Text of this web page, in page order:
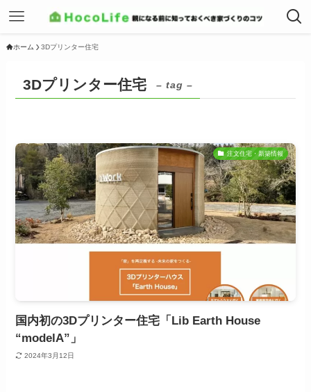
ホーム 3Dプリンター住宅
3Dプリンター住宅 – tag –
注文住宅・新築情報
国内初の3Dプリンター住宅「Lib Earth House
“modelA”」
2024年3月12日